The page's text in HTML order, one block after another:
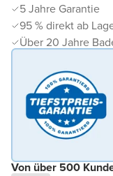
5 Jahre Garantie
95 % direkt ab
Über 20 Jahre
Von über 500